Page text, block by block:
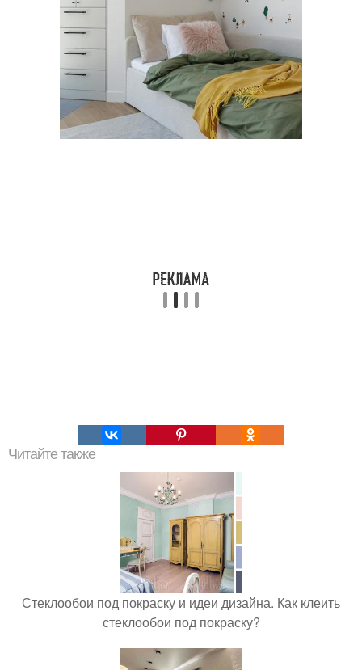
Читайте также
Стеклообои под покраску и идеи дизайна. Как клеить
стеклообои под покраску?